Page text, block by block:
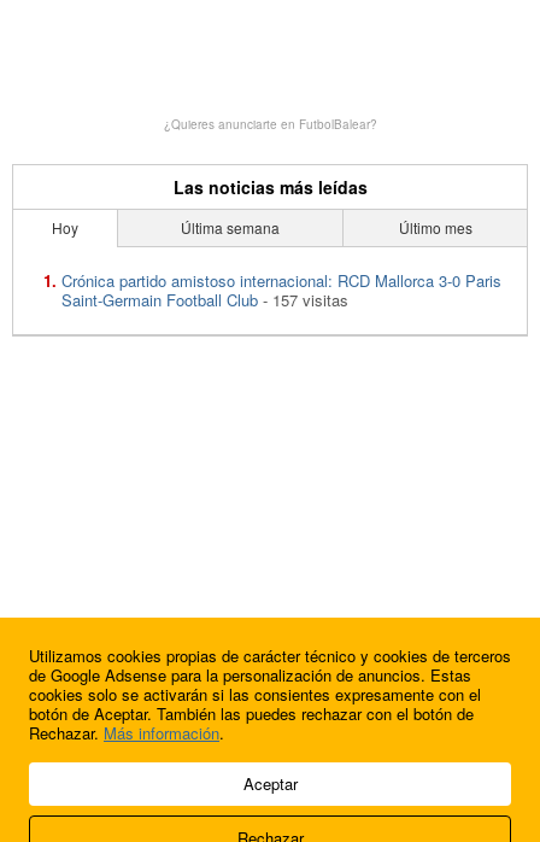
¿Quieres anunciarte en FutbolBalear?
Las noticias más leídas
Hoy Última semana Último mes
Crónica partido amistoso internacional: RCD Mallorca 3-0 Paris
Saint-Germain Football Club - 157 visitas
© 2009 - 2026 Soluciones Corporativas IP, SL.
Utilizamos cookies propias de carácter técnico y cookies de terceros
de Google Adsense para la personalización de anuncios. Estas
cookies solo se activarán si las consientes expresamente con el
botón de Aceptar. También las puedes rechazar con el botón de
Rechazar. Más información.
Aceptar